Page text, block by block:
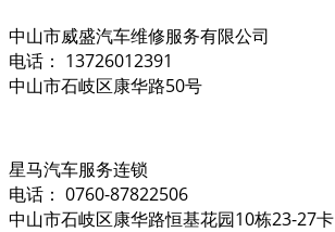
中山市威盛汽车维修服务有限公司
电话： 13726012391
中山市石岐区康华路50号
星马汽车服务连锁
电话： 0760-87822506
中山市石岐区康华路恒基花园10栋23-27卡